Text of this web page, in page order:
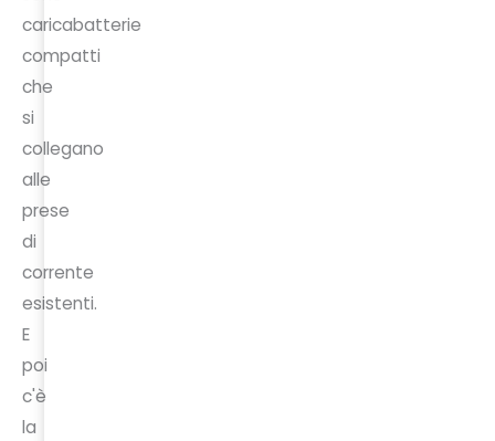
caricabatterie
compatti
che
si
collegano
alle
prese
di
corrente
esistenti.
E
poi
c'è
la